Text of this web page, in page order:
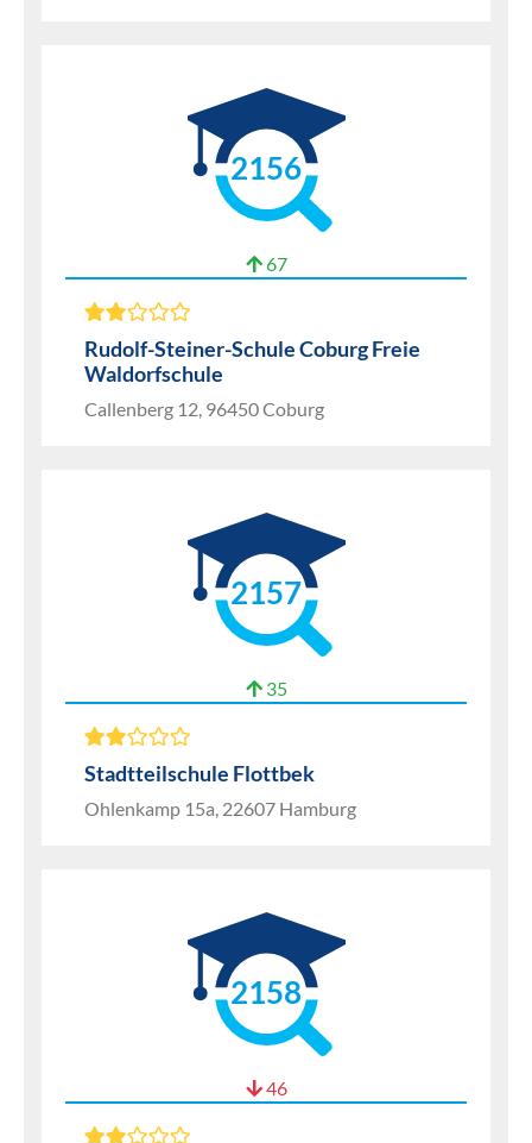
2156
67
Rudolf-Steiner-Schule Coburg Freie
Waldorfschule
Callenberg 12, 96450 Coburg
2157
35
Stadtteilschule Flottbek
Ohlenkamp 15a, 22607 Hamburg
2158
46